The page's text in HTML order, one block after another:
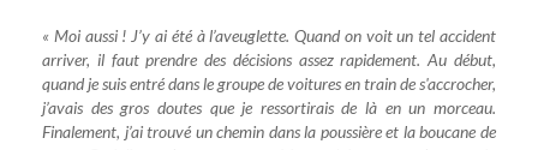
« Moi aussi ! J’y ai été à l’aveuglette. Quand on voit un tel accident
arriver, il faut prendre des décisions assez rapidement. Au début,
quand je suis entré dans le groupe de voitures en train de s'accrocher,
j’avais des gros doutes que je ressortirais de là en un morceau.
Finalement, j’ai trouvé un chemin dans la poussière et la boucane de